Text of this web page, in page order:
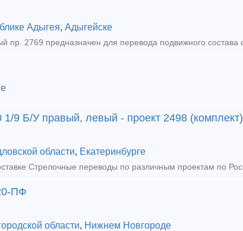
Адыгея, Адыгейске
9 Б/У правый, левый - проект 2498 (комплект)
области, Екатеринбурге
ПФ
области, Нижнем Новгороде